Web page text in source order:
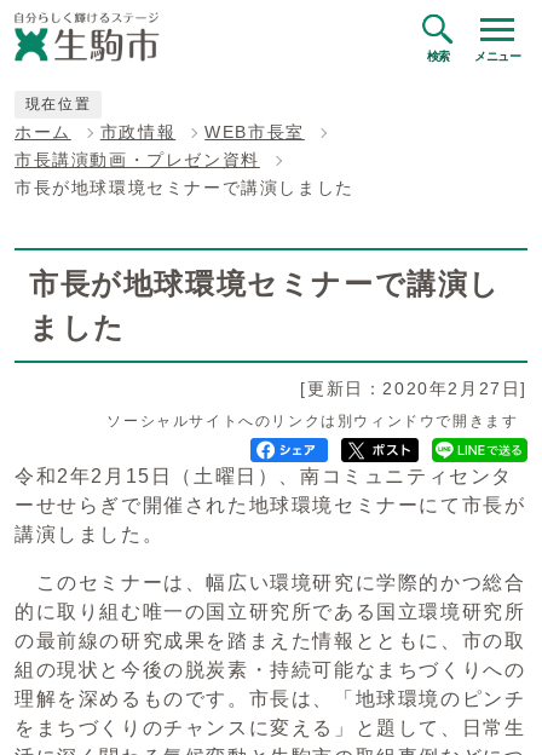
検索 メニュー
現在位置
ホーム 市政情報
WEB市長室
市長講演動画・プレゼン資料
市長が地球環境セミナーで講演しました
市長が地球環境セミナーで講演し
ました
[更新日：2020年2月27日]
ソーシャルサイトへのリンクは別ウィンドウで開きます
令和2年2月15日（土曜日）、南コミュニティセンタ
ーせせらぎで開催された地球環境セミナーにて市長が
講演しました。
このセミナーは、幅広い環境研究に学際的かつ総合
的に取り組む唯一の国立研究所である国立環境研究所
の最前線の研究成果を踏まえた情報とともに、市の取
組の現状と今後の脱炭素・持続可能なまちづくりへの
理解を深めるものです。市長は、「地球環境のピンチ
をまちづくりのチャンスに変える」と題して、日常生